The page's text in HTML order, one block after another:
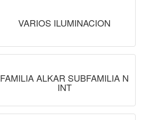
VARIOS ILUMINACION
FAMILIA ALKAR SUBFAMILIA N
INT